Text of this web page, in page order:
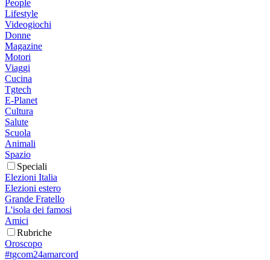
People
Lifestyle
Videogiochi
Donne
Magazine
Motori
Viaggi
Cucina
Tgtech
E-Planet
Cultura
Salute
Scuola
Animali
Spazio
Speciali
Elezioni Italia
Elezioni estero
Grande Fratello
L'isola dei famosi
Amici
Rubriche
Oroscopo
#tgcom24amarcord